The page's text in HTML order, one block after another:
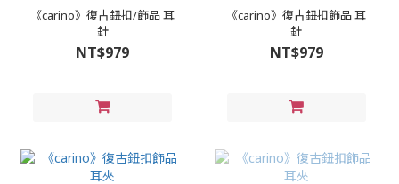
《carino》復古鈕扣/飾品 耳
針
NT$979
《carino》復古鈕扣飾品 耳
針
NT$979